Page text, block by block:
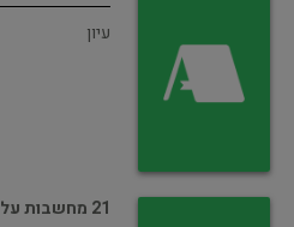
עיון
21 מחשבות על המאה ה21